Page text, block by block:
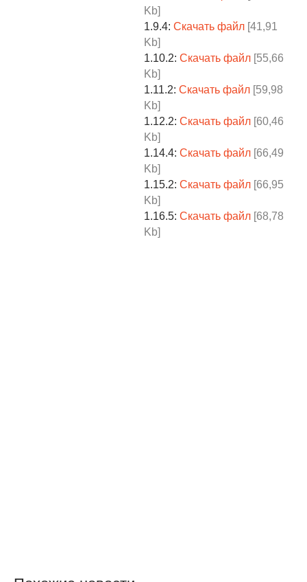
Kb]
1.9.4: Скачать файл [41,91
Kb]
1.10.2: Скачать файл [55,66
Kb]
1.11.2: Скачать файл [59,98
Kb]
1.12.2: Скачать файл [60,46
Kb]
1.14.4: Скачать файл [66,49
Kb]
1.15.2: Скачать файл [66,95
Kb]
1.16.5: Скачать файл [68,78
Kb]